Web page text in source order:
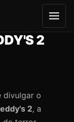
A
b
r
2
divulgar o
2, a